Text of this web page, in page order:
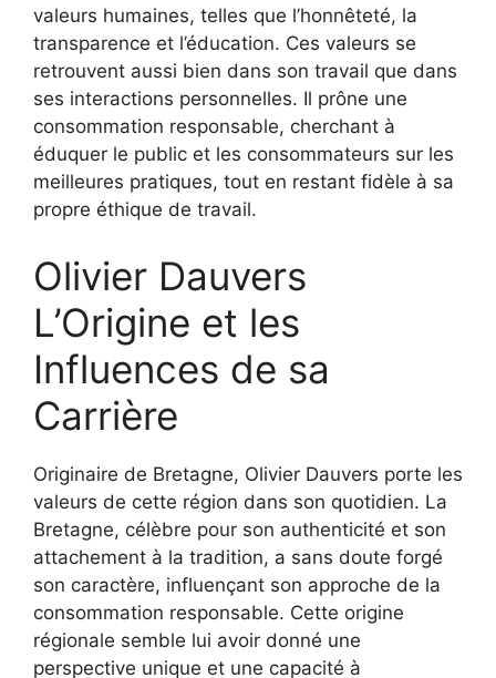
valeurs humaines, telles que l’honnêteté, la
transparence et l’éducation. Ces valeurs se
retrouvent aussi bien dans son travail que dans
ses interactions personnelles. Il prône une
consommation responsable, cherchant à
éduquer le public et les consommateurs sur les
meilleures pratiques, tout en restant fidèle à sa
propre éthique de travail.
Olivier Dauvers
L’Origine et les
Influences de sa
Carrière
Originaire de Bretagne, Olivier Dauvers porte les
valeurs de cette région dans son quotidien. La
Bretagne, célèbre pour son authenticité et son
attachement à la tradition, a sans doute forgé
son caractère, influençant son approche de la
consommation responsable. Cette origine
régionale semble lui avoir donné une
perspective unique et une capacité à